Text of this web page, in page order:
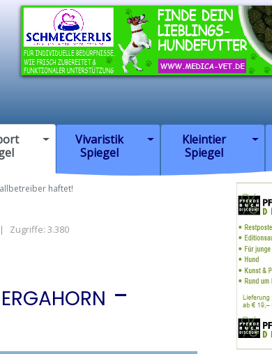
Vivaristik
Spiegel
Kleintier
Spiegel
haftet!
Zugriffe: 3.380
-